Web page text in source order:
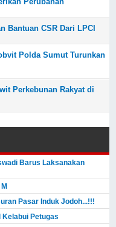
Bantuan CSR Dari LPCI
Polda Sumut Turunkan
Perkebunan Rakyat di
Barus Laksanakan
Pasar Induk Jodoh...!!!
Petugas